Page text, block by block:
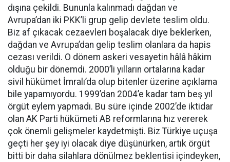
dışına çekildi. Bununla kalınmadı dağdan ve
Avrupa’dan iki PKK’li grup gelip devlete teslim oldu.
Biz af çıkacak cezaevleri boşalacak diye beklerken,
dağdan ve Avrupa’dan gelip teslim olanlara da hapis
cezası verildi. O dönem askeri vesayetin hâlâ hâkim
olduğu bir dönemdi. 2000’li yılların ortalarına kadar
sivil hükümet İmralı’da olup bitenler üzerine açıklama
bile yapamıyordu. 1999’dan 2004’e kadar tam beş yıl
örgüt eylem yapmadı. Bu süre içinde 2002’de iktidar
olan AK Parti hükümeti AB reformlarına hız vererek
çok önemli gelişmeler kaydetmişti. Biz Türkiye uçuşa
geçti her şey iyi olacak diye düşünürken, artık örgüt
bitti bir daha silahlara dönülmez beklentisi içindeyken,